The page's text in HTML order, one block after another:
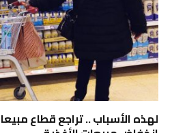
لهذه الأسباب .. تراجع قطاع